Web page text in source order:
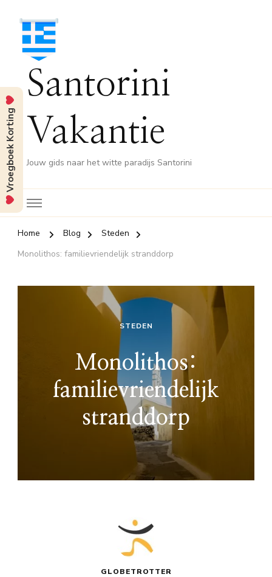
Santorini
Vakantie
Jouw gids naar het witte paradijs Santorini
Home Blog
Steden
Monolithos: familievriendelijk stranddorp
STEDEN
Monolithos:
familievriendelijk
stranddorp
GLOBETROTTER
Vroegboek Korting